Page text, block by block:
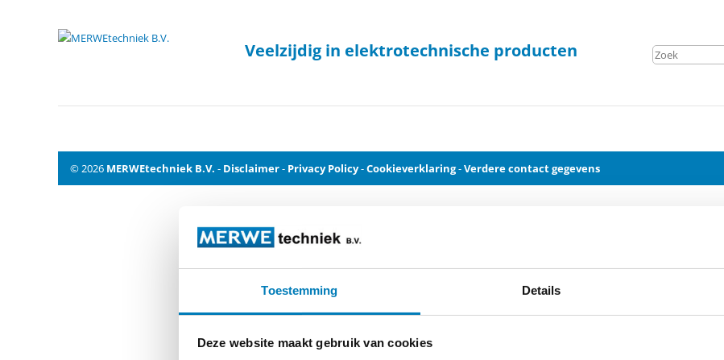
Toestemming Details
Deze website maakt gebruik van cookies
Veelzijdig in elektrotechnische producten
© 2026 MERWEtechniek B.V. - Disclaimer- Privacy Policy-Cookieverklaring-Verdere contact gegevens